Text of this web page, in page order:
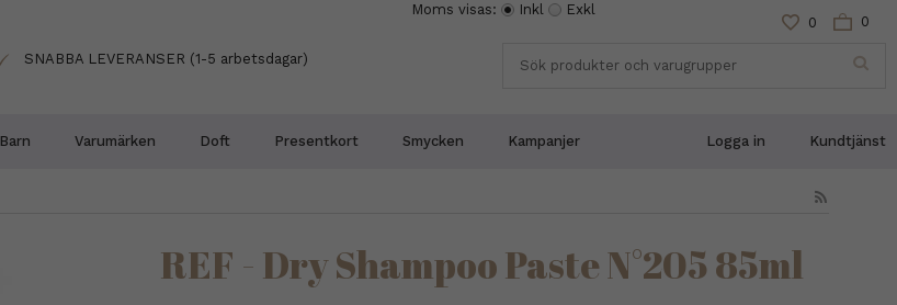
0 0
Moms visas: Inkl Exkl
SNABBA LEVERANSER (1-5 arbetsdagar)
Barn Varumärken Doft Presentkort Smycken Kampanjer Logga in Kundtjänst
REF - Dry Shampoo Paste N°205 85ml